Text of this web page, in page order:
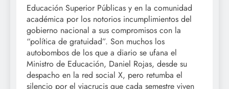
Educación Superior Públicas y en la comunidad
académica por los notorios incumplimientos del
gobierno nacional a sus compromisos con la
“política de gratuidad”. Son muchos los
autobombos de los que a diario se ufana el
Ministro de Educación, Daniel Rojas, desde su
despacho en la red social X, pero retumba el
silencio por el viacrucis que cada semestre viven